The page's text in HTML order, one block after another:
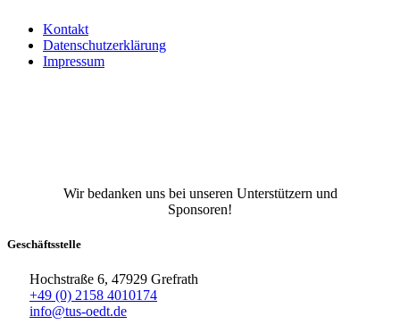
Kontakt
Datenschutzerklärung
Impressum
Wir bedanken uns bei unseren Unterstützern und
Sponsoren!
Geschäftsstelle
Hochstraße 6, 47929 Grefrath
+49 (0) 2158 4010174
info@tus-oedt.de